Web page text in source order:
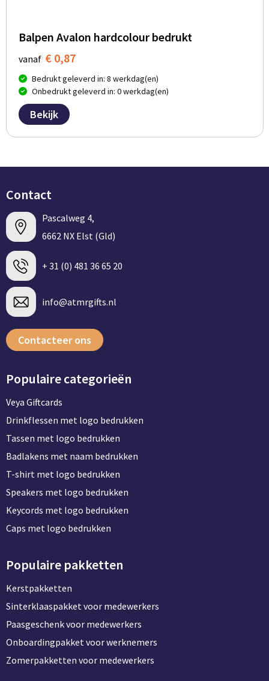
Balpen Avalon hardcolour bedrukt
vanaf € 0,87
Bedrukt geleverd in: 8 werkdag(en)
Onbedrukt geleverd in: 0 werkdag(en)
Bekijk
Contact
Pascalweg 4,
6662 NX Elst (Gld)
+ 31 (0) 481 36 65 20
info@atmrgifts.nl
Contacteer ons
Populaire categorieën
Veya Giftcards
Drinkflessen met logo bedrukken
Tassen met logo bedrukken
Badlakens met naam bedrukken
T-shirt met logo bedrukken
Speakers met logo bedrukken
Keycords met logo bedrukken
Caps met logo bedrukken
Populaire pakketten
Kerstpakketten
Sinterklaaspakket voor medewerkers
Paasgeschenk voor medewerkers
Onboardingpakket voor werknemers
Zomerpakketten voor medewerkers